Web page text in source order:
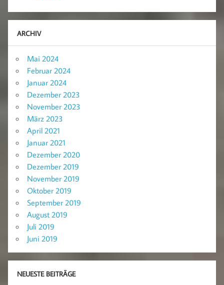
ARCHIV
Mai 2024
Februar 2024
Januar 2024
Dezember 2023
November 2023
März 2023
April 2021
Januar 2021
Dezember 2020
Dezember 2019
November 2019
Oktober 2019
September 2019
August 2019
Juli 2019
Juni 2019
NEUESTE BEITRÄGE